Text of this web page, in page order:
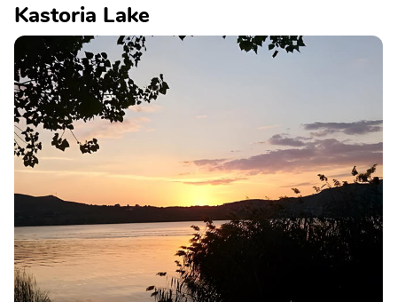
Kastoria Lake